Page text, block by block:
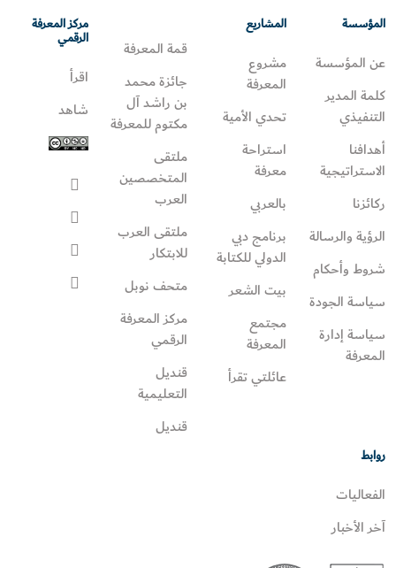
المؤسسة
عن المؤسسة
كلمة المدير
التنفيذي
أهدافنا
الاستراتيجية
ركائزنا
الرؤية والرسالة
شروط وأحكام
سياسة الجودة
سياسة إدارة
المعرفة
المشاريع
مشروع
المعرفة
تحدي الأمية
استراحة
معرفة
بالعربي
برنامج دبي
الدولي للكتابة
بيت الشعر
مجتمع
المعرفة
عائلتي تقرأ‎
قمة المعرفة
جائزة محمد
بن راشد آل
مكتوم للمعرفة
ملتقى
المتخصصين
العرب
ملتقى العرب
للابتكار
متحف نوبل
مركز المعرفة
الرقمي
قنديل
التعليمية
قنديل
مركز المعرفة
الرقمي
اقرأ
شاهد
روابط
الفعاليات
آخر الأخبار